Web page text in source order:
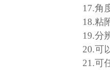
17.角
18.粘
19.分
20.可
21.可